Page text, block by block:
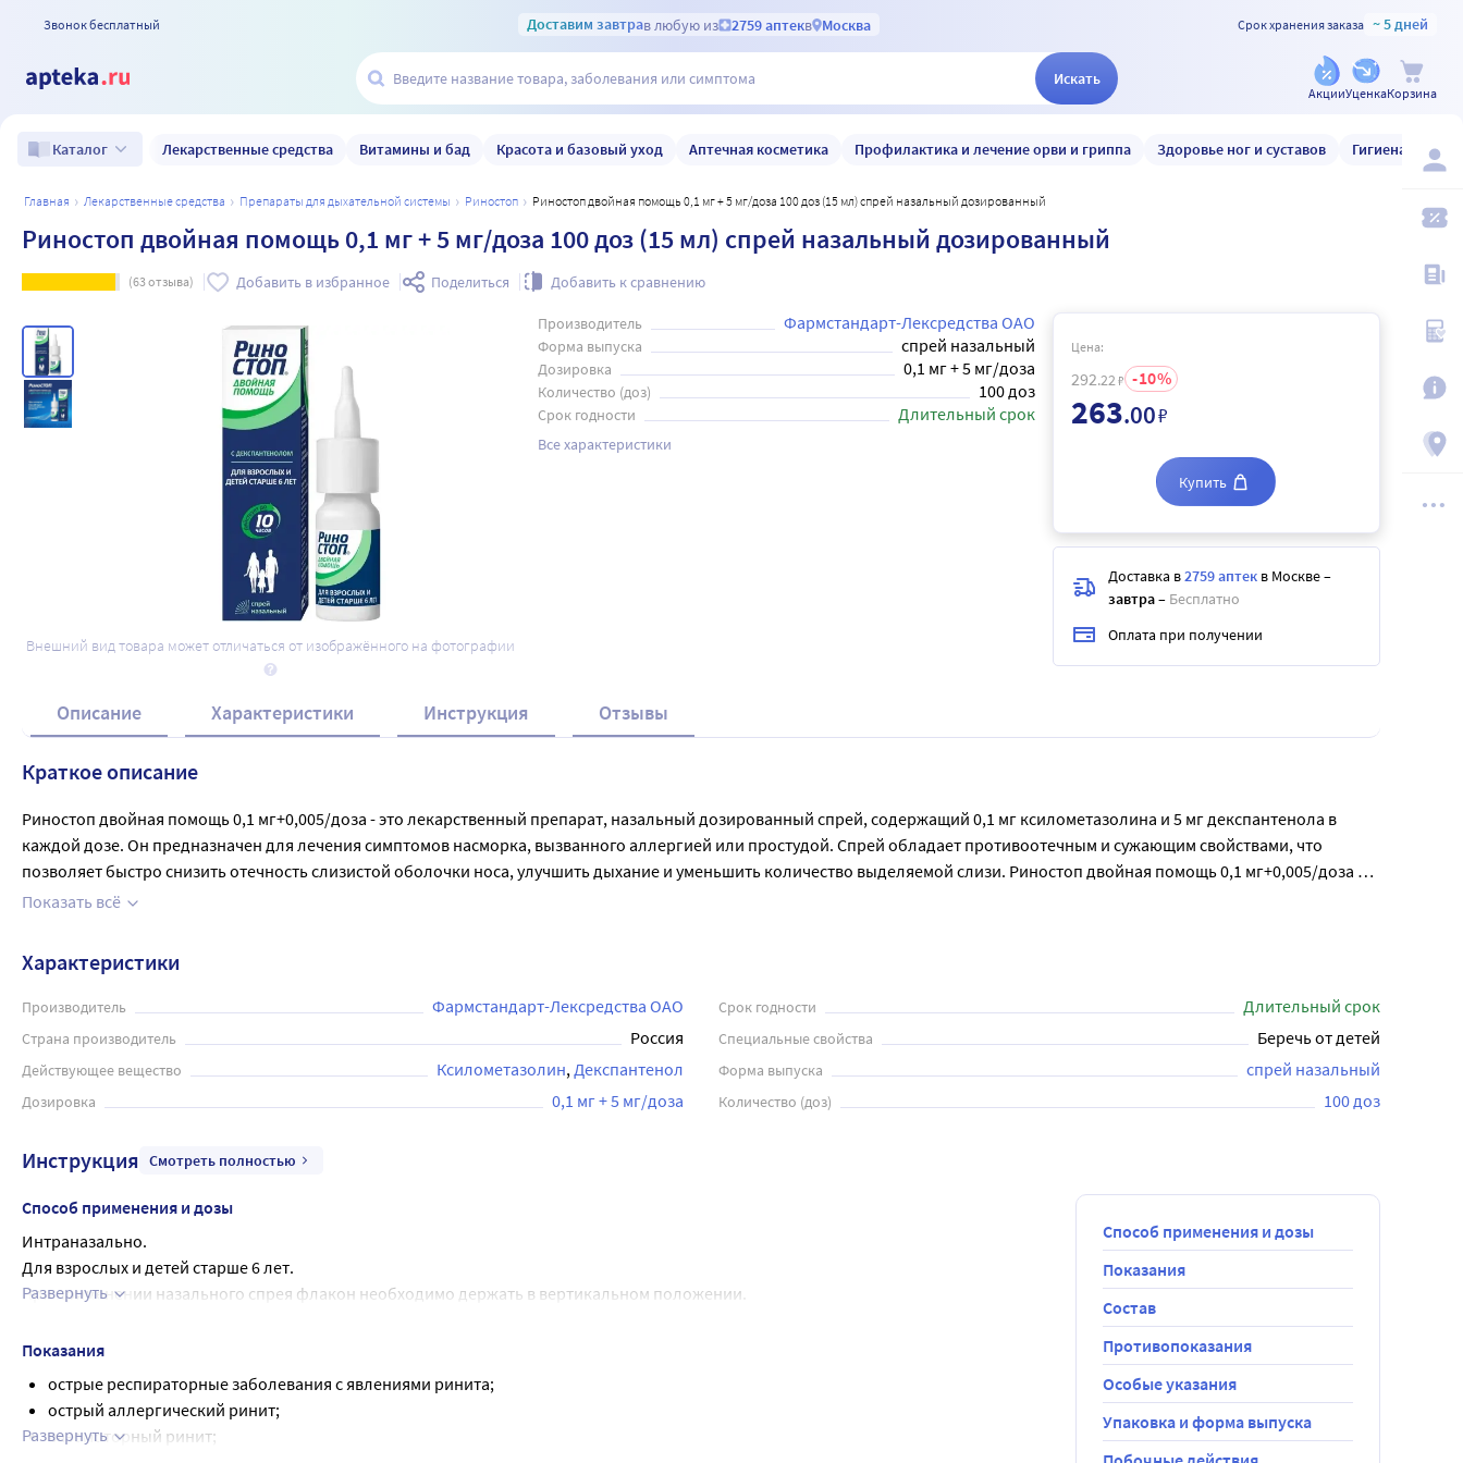
Звонок бесплатный Доставим завтрав любую из 2759 аптекв Москва Срок хранения заказа ~ 5 дней
Искать
АкцииУценкаКорзина
Каталог Лекарственные средства Витамины и бад Красота и базовый уход Аптечная косметика Профилактика и лечение орви и гриппа Здоровье ног и суставов Гигиена и уход
главная лекарственные средства препараты для дыхательной системы риностоп Риностоп двойная помощь 0,1 мг + 5 мг/доза 100 доз (15 мл) спрей назальный дозированный
Риностоп двойная помощь 0,1 мг + 5 мг/доза 100 доз (15 мл) спрей назальный дозированный
(63отзыва) Добавить в избранное Поделиться Добавить к сравнению
Внешний вид товара может отличаться от изображённого на фотографии
Производитель Фармстандарт-Лексредства ОАО
Форма выпуска спрей назальный
Дозировка 0,1 мг + 5 мг/доза
Количество (доз) 100 доз
Срок годности Длительный срок
Все характеристики
Цена:
292.22 ₽ 10
263.00₽
Купить
Доставка в2759 аптек в Москве–
завтра– Бесплатно
Оплата при получении
Описание Характеристики Инструкция Отзывы
Краткое описание
Риностоп двойная помощь 0,1 мг+0,005/доза - это лекарственный препарат, назальный дозированный спрей, содержащий 0,1 мг ксилометазолина и 5 мг декспантенола в
каждой дозе. Он предназначен для лечения симптомов насморка, вызванного аллергией или простудой. Спрей обладает противоотечным и сужающим свойствами, что
позволяет быстро снизить отечность слизистой оболочки носа, улучшить дыхание и уменьшить количество выделяемой слизи. Риностоп двойная помощь 0,1 мг+0,005/доза
хорошо переносится пациентами и может использоваться как взрослыми, так и детьми старше 6 лет. В упаковке находится 100 доз спрея объемом 15 мл, что достаточно для
Показать всё
Характеристики
Производитель Фармстандарт-Лексредства ОАО Срок годности Длительный срок
Страна производитель Россия Специальные свойства Беречь от детей
Действующее вещество Ксилометазолин Декспантенол Форма выпуска спрей назальный
Дозировка 0,1 мг + 5 мг/доза Количество (доз) 100 доз
Инструкция Смотреть полностью
Способ применения и дозы
Интраназально.
Для взрослых и детей старше 6 лет.
При применении назального спрея флакон необходимо держать в вертикальном положении.
Во время впрыскивания нужно легко вдохнуть носом. Одно впрыскивание в каждый носовой ход до 3-4 раз в день.
Продолжительность терапии 5-7 дней.
Не следует применять более 7 дней. Продолжительность применения препарата у детей устанавливается после консультации с врачом.
Повторное применение возможно только после перерыва в несколько дней.
Если через 5 дней лечения улучшения не наступает или симптомы усугубляются, или появляются новые симптомы, необходимо
Развернуть
Показания
острые респираторные заболевания с явлениями ринита;
острый аллергический ринит;
вазомоторный ринит;
Развернуть
Способ применения и дозы
Показания
Состав
Противопоказания
Особые указания
Упаковка и форма выпуска